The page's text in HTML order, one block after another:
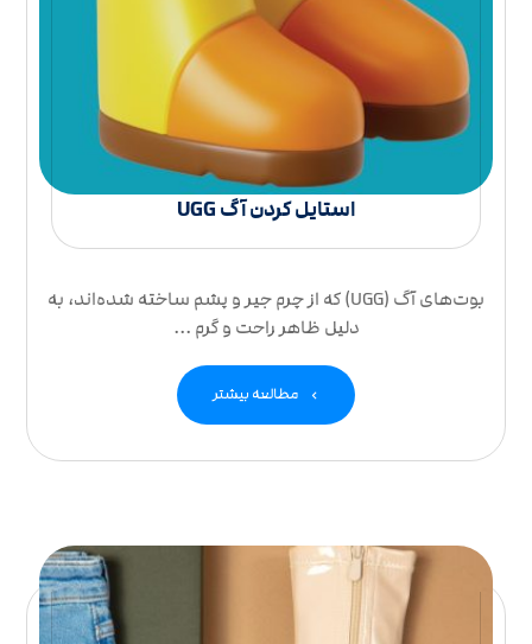
استایل کردن آگ UGG
بوت‌های آگ (UGG) که از چرم جیر و پشم ساخته شده‌اند، به
دلیل ظاهر راحت و گرم ...
مطالعه بیشتر